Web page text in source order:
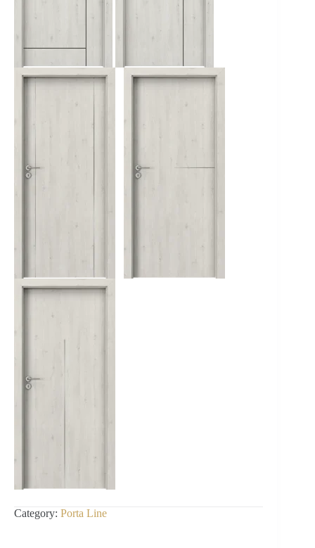
Category: Porta Line